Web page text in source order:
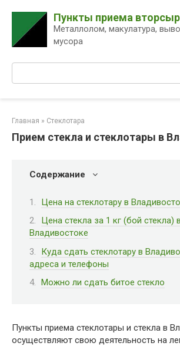
контенту
Пункты приема
Металлолом, макулатура,
мусора
Главная » Стеклотара
Прием стекла и стеклотары в
Содержание
Цена на стеклотару в
Цена стекла за 1 кг (бой стекла) в
Владивостоке
Куда сдать стеклотару в
адреса и телефоны
Можно ли сдать битое стекло
Пункты приема стеклотары и стекла в
осуществляют свою деятельность на